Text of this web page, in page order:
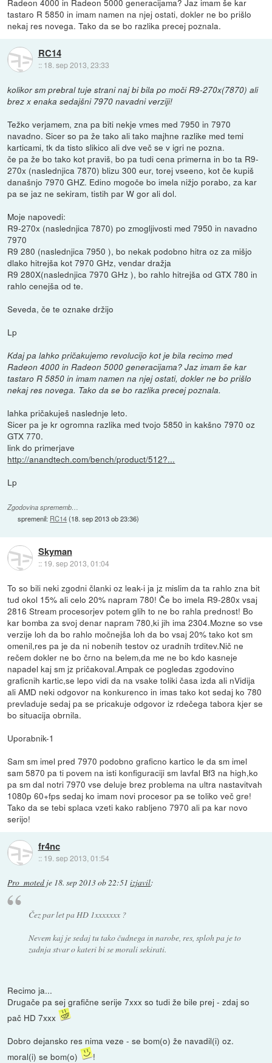
tastaro R 5850 in imam namen na njej ostati, dokler ne bo prišlo
nekaj res novega. Tako da se bo razlika precej poznala.
RC14
:: 18. sep 2013, 23:33
kolikor sm prebral tuje strani naj bi bila po moči R9-270x(7870) ali
brez x enaka sedajšni 7970 navadni verziji!
Težko verjamem, zna pa biti nekje vmes med 7950 in 7970
navadno. Sicer so pa že tako ali tako majhne razlike med temi
karticami, tk da tisto slikico ali dve več se v igri ne pozna.
če pa že bo tako kot praviš, bo pa tudi cena primerna in bo ta R9-
270x (naslednjica 7870) blizu 300 eur, torej vseeno, kot če kupiš
današnjo 7970 GHZ. Edino mogoče bo imela nižjo porabo, za kar
pa se jaz ne sekiram, tistih par W gor ali dol.
Moje napovedi:
R9-270x (naslednjica 7870) po zmogljivosti med 7950 in navadno
7970
R9 280 (naslednjica 7950 ), bo nekak podobno hitra oz za mišjo
dlako hitrejša kot 7970 GHz, vendar dražja
R9 280X(naslednjica 7970 GHz ), bo rahlo hitrejša od GTX 780 in
rahlo cenejša od te.
Seveda, če te oznake držijo
Lp
Kdaj pa lahko pričakujemo revolucijo kot je bila recimo med
Radeon 4000 in Radeon 5000 generacijama? Jaz imam še kar
tastaro R 5850 in imam namen na njej ostati, dokler ne bo prišlo
nekaj res novega. Tako da se bo razlika precej poznala.
lahka pričakuješ naslednje leto.
Sicer pa je kr ogromna razlika med tvojo 5850 in kakšno 7970 oz
GTX 770.
link do primerjave
http://anandtech.com/bench/product/512?...
Lp
Zgodovina sprememb…
spremenil: RC14(18. sep 2013 ob 23:36)
Skyman
:: 19. sep 2013, 01:04
To so bili neki zgodni članki oz leak-i ja jz mislim da ta rahlo zna bit
tud okol 15% ali celo 20% napram 780! Če bo imela R9-280x vsaj
2816 Stream procesorjev potem glih to ne bo rahla prednost! Bo
kar bomba za svoj denar napram 780,ki jih ima 2304.Mozne so vse
verzije loh da bo rahlo močnejša loh da bo vsaj 20% tako kot sm
omenil,res pa je da ni nobenih testov oz uradnih trditev.Nič ne
rečem dokler ne bo črno na belem,da me ne bo kdo kasneje
napadel kaj sm jz pričakoval.Ampak ce pogledas zgodovino
graficnih kartic,se lepo vidi da na vsake toliki časa izda ali nVidija
ali AMD neki odgovor na konkurenco in imas tako kot sedaj ko 780
prevladuje sedaj pa se pricakuje odgovor iz rdečega tabora kjer se
bo situacija obrnila.
Uporabnik-1
Sam sm imel pred 7970 podobno graficno kartico le da sm imel
sam 5870 pa ti povem na isti konfiguraciji sm lavfal Bf3 na high,ko
pa sm dal notri 7970 vse deluje brez problema na ultra nastavitvah
1080p 60+fps sedaj ko imam novi procesor pa se toliko več gre!
Tako da se tebi splaca vzeti kako rabljeno 7970 ali pa kar novo
serijo!
fr4nc
:: 19. sep 2013, 01:54
Pro_moted je 18. sep 2013 ob 22:51 izjavil:
Čez par let pa HD 1xxxxxxx ?
Nevem kaj je sedaj tu tako čudnega in narobe, res, sploh pa je to
zadnja stvar o kateri bi se morali sekirati.
Recimo ja...
Drugače pa sej grafične serije 7xxx so tudi že bile prej - zdaj so
pač HD 7xxx
Dobro dejansko res nima veze - se bom(o) že navadil(i) oz.
moral(i) se bom(o)
!